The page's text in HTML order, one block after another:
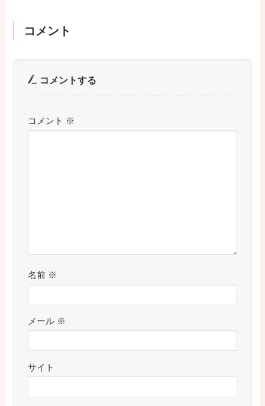
コメント
コメントする
コメント ※
名前 ※
メール ※
サイト